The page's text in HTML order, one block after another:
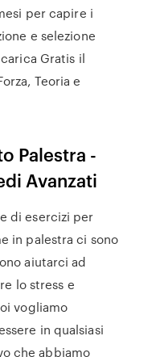
per capire i
e selezione
Gratis il
Teoria e
Palestra -
Avanzati
di esercizi per
in palestra ci sono
aiutarci ad
lo stress e
vogliamo
in qualsiasi
che abbiamo